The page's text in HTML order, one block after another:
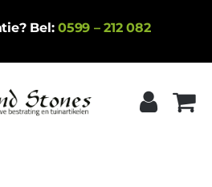
Bel:0599 – 212 082